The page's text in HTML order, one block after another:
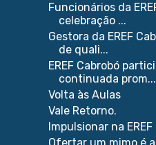
Funcionários da
celebração ...
Gestora da EREF
de quali...
EREF Cabrobó
continuada prom...
Volta às Aulas
Vale Retorno.
Impulsionar na